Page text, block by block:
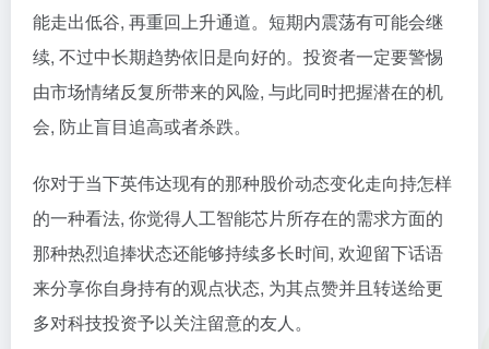
能走出低谷, 再重回上升通道。短期内震荡有可能会继
续, 不过中长期趋势依旧是向好的。投资者一定要警惕
由市场情绪反复所带来的风险, 与此同时把握潜在的机
会, 防止盲目追高或者杀跌。
你对于当下英伟达现有的那种股价动态变化走向持怎样
的一种看法, 你觉得人工智能芯片所存在的需求方面的
那种热烈追捧状态还能够持续多长时间, 欢迎留下话语
来分享你自身持有的观点状态, 为其点赞并且转送给更
多对科技投资予以关注留意的友人。